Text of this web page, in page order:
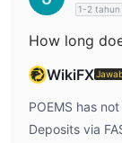
1-2 tahun
How long
WikiFX
POEMS has
Deposits via